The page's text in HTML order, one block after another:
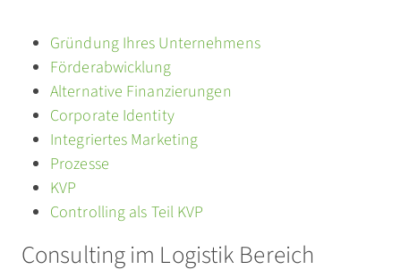
Gründung Ihres Unternehmens
Förderabwicklung
Alternative Finanzierungen
Corporate Identity
Integriertes Marketing
Prozesse
KVP
Controlling als Teil KVP
Consulting im Logistik Bereich